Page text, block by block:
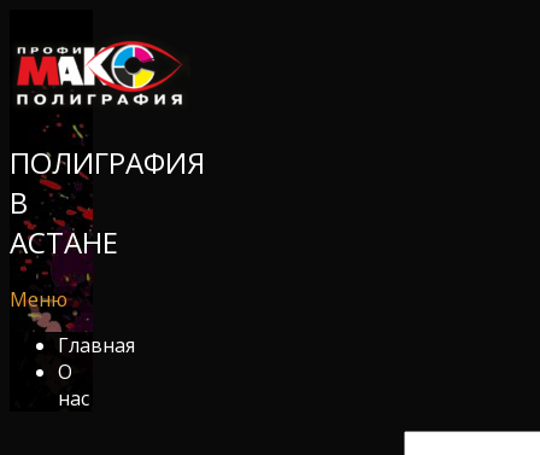
ПОЛИГРАФИЯ
В
АСТАНЕ
Меню
Главная
О
нас